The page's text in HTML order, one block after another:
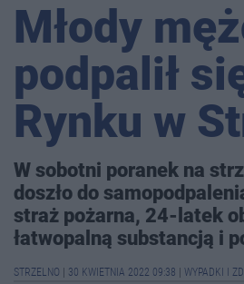
Młody
podpalił
Rynku w
W sobotni poranek na
doszło do
straż pożarna, 24-latek
łatwopalną substancją i
STRZELNO 30 KWIETNIA 2022 09:38 WYPADKI I